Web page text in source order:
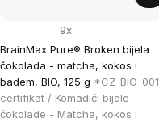
BrainMax Pure® Broken bijela
čokolada - matcha, kokos i
badem, BIO, 125 g *CZ-BIO-001
certifikat / Komadići bijele
čokolade - Matcha, kokos i
9x